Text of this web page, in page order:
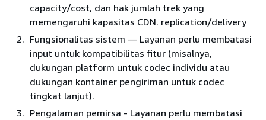
capacity/cost, dan hak jumlah trek yang
memengaruhi kapasitas CDN. replication/delivery
Fungsionalitas sistem — Layanan perlu membatasi
input untuk kompatibilitas fitur (misalnya,
dukungan platform untuk codec individu atau
dukungan kontainer pengiriman untuk codec
tingkat lanjut).
Pengalaman pemirsa - Layanan perlu membatasi